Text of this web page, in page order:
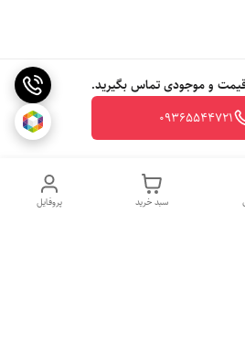
و موجودی تماس بگیرید.
09365544721
پروفایل سبد خرید